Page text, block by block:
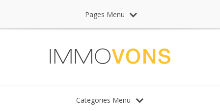
Pages Menu
Categories Menu